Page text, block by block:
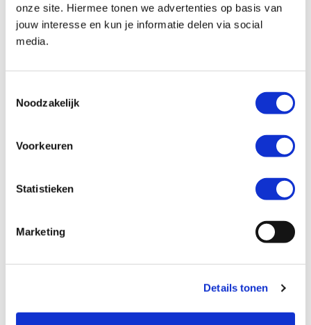
onze site. Hiermee tonen we advertenties op basis van
jouw interesse en kun je informatie delen via social
media.
Noodzakelijk
Voorkeuren
Statistieken
Marketing
Details tonen
E-mailadres *